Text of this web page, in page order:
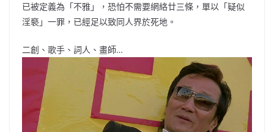
已被定義為「不雅」，恐怕不需要網絡廿三條，單以「疑似
淫褻」一罪，已經足以致同人界於死地。
二創、歌手、詞人、畫師…